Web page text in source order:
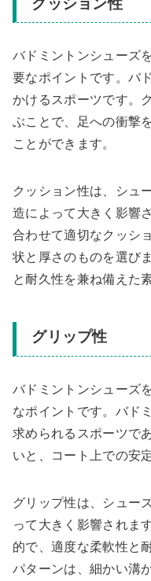
クッション性
バドミントンシューズ
要なポイントです。バ
かけるスポーツです。
ぶことで、足への衝撃
ことができます。
クッション性は、シュ
造によって大きく影響
合わせて適切なクッシ
状と厚さのものを選び
と耐久性を兼ね備えた
グリップ性
バドミントンシューズ
なポイントです。バド
求められるスポーツで
いと、コート上での安
グリップ性は、シュー
って大きく影響されま
的で、適度な柔軟性と
パターンは、細かい溝